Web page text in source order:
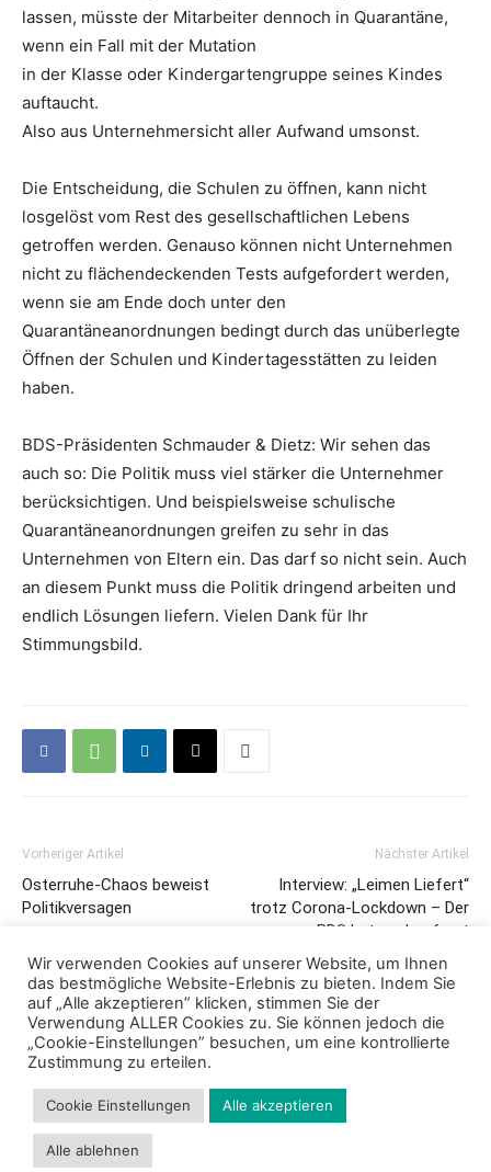
lassen, müsste der Mitarbeiter dennoch in Quarantäne,
wenn ein Fall mit der Mutation
in der Klasse oder Kindergartengruppe seines Kindes
auftaucht.
Also aus Unternehmersicht aller Aufwand umsonst.
Die Entscheidung, die Schulen zu öffnen, kann nicht
losgelöst vom Rest des gesellschaftlichen Lebens
getroffen werden. Genauso können nicht Unternehmen
nicht zu flächendeckenden Tests aufgefordert werden,
wenn sie am Ende doch unter den
Quarantäneanordnungen bedingt durch das unüberlegte
Öffnen der Schulen und Kindertagesstätten zu leiden
haben.
BDS-Präsidenten Schmauder & Dietz: Wir sehen das
auch so: Die Politik muss viel stärker die Unternehmer
berücksichtigen. Und beispielsweise schulische
Quarantäneanordnungen greifen zu sehr in das
Unternehmen von Eltern ein. Das darf so nicht sein. Auch
an diesem Punkt muss die Politik dringend arbeiten und
endlich Lösungen liefern. Vielen Dank für Ihr
Stimmungsbild.
Vorheriger Artikel
Osterruhe-Chaos beweist
Politikversagen
Nächster Artikel
Interview: „Leimen Liefert“
trotz Corona-Lockdown – Der
BDS hat nachgefragt
Impressum
Wir verwenden Cookies auf unserer Website, um Ihnen
das bestmögliche Website-Erlebnis zu bieten. Indem Sie
auf „Alle akzeptieren” klicken, stimmen Sie der
Verwendung ALLER Cookies zu. Sie können jedoch die
„Cookie-Einstellungen” besuchen, um eine kontrollierte
Zustimmung zu erteilen.
Cookie Einstellungen Alle akzeptieren
Alle ablehnen